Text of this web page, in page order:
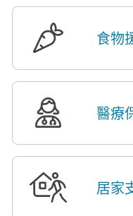
食物
醫療
居家